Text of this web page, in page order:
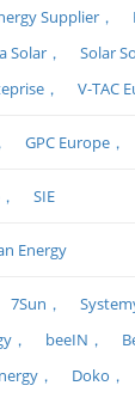
Supplier，
Solar，
Solar
，
V-TAC
GPC Europe，
SIE
Energy
7Sun，
，
beeIN，
，
Doko，